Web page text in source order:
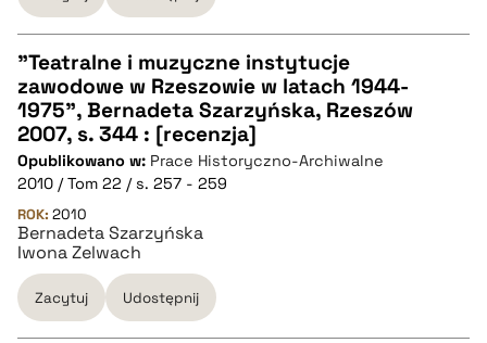
CZYSTY TEKST
pobierz cytat
BIBTEX
pobierz cytat
"Teatralne i muzyczne instytucje
zawodowe w Rzeszowie w latach 1944-
1975", Bernadeta Szarzyńska, Rzeszów
2007, s. 344 : [recenzja]
Opublikowano w: Prace Historyczno-Archiwalne
2010 / Tom 22 / s. 257 - 259
ROK: 2010
Bernadeta Szarzyńska
Iwona Zelwach
Zacytuj Udostępnij